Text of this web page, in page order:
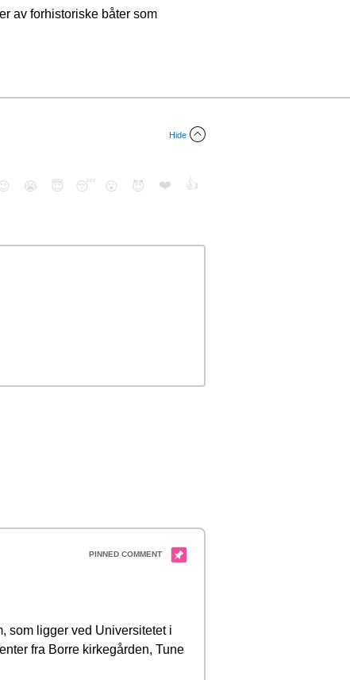
av forhistoriske båter som
Hide
😭 😇 😴 😮 😈 ❤️ 👍
som ligger ved Universitetet i
fra Borre kirkegården, Tune